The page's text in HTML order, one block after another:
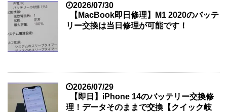
2026/07/30
【MacBook即日修理】M1 2020のバッテ
リー交換は当日修理が可能です！
2026/07/29
【即日】iPhone 14のバッテリー交換修
理！データそのままで交換【クイック岐